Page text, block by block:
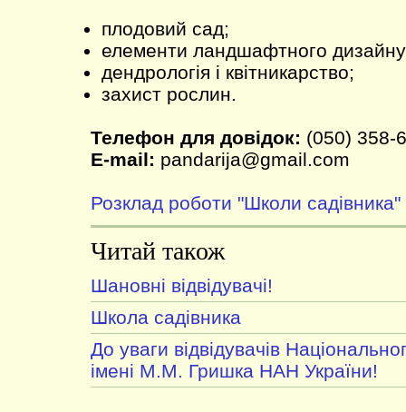
плодовий сад;
елементи ландшафтного
дендрологія і квітникарство;
захист рослин.
Телефон для довідок: (050) 358-
E-mail: pandarija@gmail.com
Розклад роботи "Школи садівника"
Читай також
Шановні відвідувачі!
Школа садівника
До уваги відвідувачів
імені М.М. Гришка НАН України!